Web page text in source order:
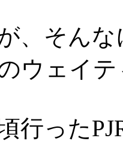
、そん
ウェイ
行った